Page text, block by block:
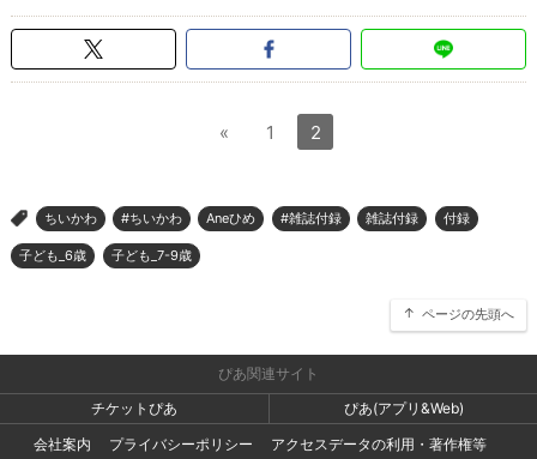
« 1 2
> ちいかわ #ちいかわ Aneひめ #雑誌付録 雑誌付録 付録
子ども_6歳 子ども_7-9歳
ページの先頭へ
ぴあ関連サイト
チケットぴあ
ぴあ(アプリ&Web)
会社案内
プライバシーポリシー アクセスデータの利用・著作権等